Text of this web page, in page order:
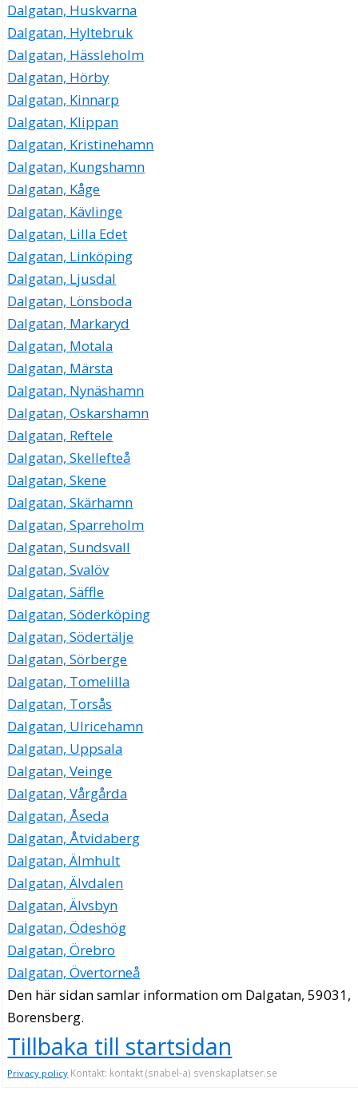
Dalgatan, Huskvarna
Dalgatan, Hyltebruk
Dalgatan, Hässleholm
Dalgatan, Hörby
Dalgatan, Kinnarp
Dalgatan, Klippan
Dalgatan, Kristinehamn
Dalgatan, Kungshamn
Dalgatan, Kåge
Dalgatan, Kävlinge
Dalgatan, Lilla Edet
Dalgatan, Linköping
Dalgatan, Ljusdal
Dalgatan, Lönsboda
Dalgatan, Markaryd
Dalgatan, Motala
Dalgatan, Märsta
Dalgatan, Nynäshamn
Dalgatan, Oskarshamn
Dalgatan, Reftele
Dalgatan, Skellefteå
Dalgatan, Skene
Dalgatan, Skärhamn
Dalgatan, Sparreholm
Dalgatan, Sundsvall
Dalgatan, Svalöv
Dalgatan, Säffle
Dalgatan, Söderköping
Dalgatan, Södertälje
Dalgatan, Sörberge
Dalgatan, Tomelilla
Dalgatan, Torsås
Dalgatan, Ulricehamn
Dalgatan, Uppsala
Dalgatan, Veinge
Dalgatan, Vårgårda
Dalgatan, Åseda
Dalgatan, Åtvidaberg
Dalgatan, Älmhult
Dalgatan, Älvdalen
Dalgatan, Älvsbyn
Dalgatan, Ödeshög
Dalgatan, Örebro
Dalgatan, Övertorneå
Den här sidan samlar information om Dalgatan, 59031,
Borensberg.
Tillbaka till startsidan
Privacy policy Kontakt: kontakt (snabel-a) svenskaplatser.se